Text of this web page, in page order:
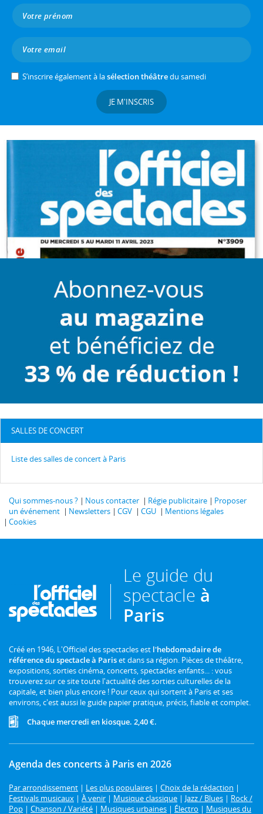
S’inscrire également à lasélection théâtredu samedi
JE M'INSCRIS
SALLES DE CONCERT
Liste des salles de concert à Paris
Qui sommes-nous ? Nous contacter Régie publicitaire
Proposer
un événement
Newsletters CGV CGU
Mentions légales
Cookies
Le guide du
spectacle à
Paris
Créé en 1946, L'Officiel des spectacles est l'hebdomadaire de
référence du spectacle à Pariset dans sa région. Pièces de théâtre,
expositions, sorties cinéma, concerts, spectacles enfants... : vous
trouverez sur ce site toute l'actualité des sorties culturelles de la
capitale, et bien plus encore ! Pour ceux qui sortent à Paris et ses
environs, c'est aussi le guide papier pratique, précis, fiable et complet.
Chaque mercredi en kiosque. 2,40 €.
Agenda des concerts à Paris en 2026
Par arrondissement | Les plus populaires | Choix de la rédaction |
Festivals musicaux | À venir | Musique classique | Jazz / Blues | Rock /
Pop | Chanson / Variété | Musiques urbaines | Électro | Musiques du